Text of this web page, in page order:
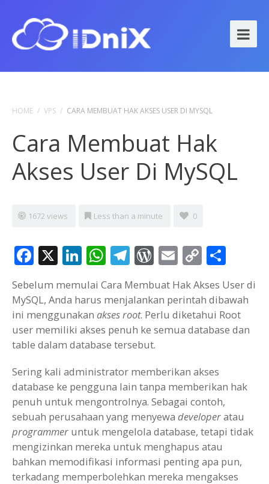
HOME / VPS / CARA MEMBUAT HAK AKSES USER DI MYSQL
Cara Membuat Hak
Akses User Di MySQL
1672 views Less than a minute 0
Facebook
X LinkedIn
WhatsApp
Telegram
WordPress
Email
Copy
Link
Sebelum memulai Cara Membuat Hak Akses User di
MySQL, Anda harus menjalankan perintah dibawah
ini menggunakan akses root. Perlu diketahui Root
user memiliki akses penuh ke semua database dan
table dalam database tersebut.
Sering kali administrator memberikan akses
database ke pengguna lain tanpa memberikan hak
penuh untuk mengontrolnya. Sebagai contoh,
sebuah perusahaan yang menyewa developeratau
programmer untuk mengelola database, tetapi tidak
mengizinkan mereka untuk menghapus atau
bahkan memodifikasi informasi penting apa pun,
terkadang memperbolehkan mereka mengakses